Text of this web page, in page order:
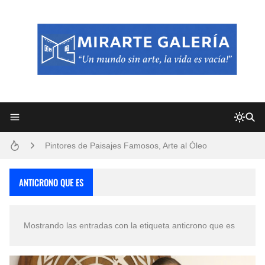
Pintores de Paisajes Famosos, Arte al Óleo
San Valentín Dibujos a Lápiz del 14 de Febrero
ANTICRONO QUE ES
Mostrando las entradas con la etiqueta anticrono que es